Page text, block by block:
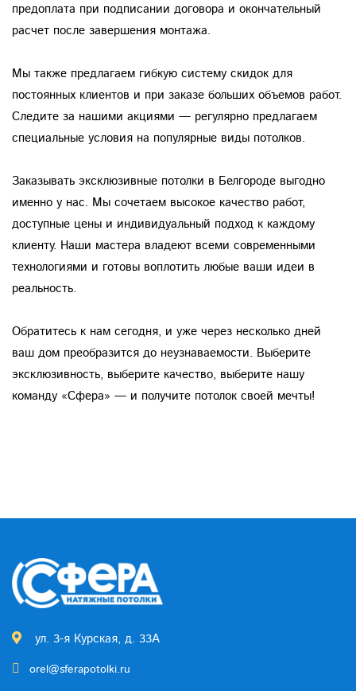
предоплата при подписании договора и окончательный
расчет после завершения монтажа.
Мы также предлагаем гибкую систему скидок для
постоянных клиентов и при заказе больших объемов работ.
Следите за нашими акциями — регулярно предлагаем
специальные условия на популярные виды потолков.
Заказывать эксклюзивные потолки в Белгороде выгодно
именно у нас. Мы сочетаем высокое качество работ,
доступные цены и индивидуальный подход к каждому
клиенту. Наши мастера владеют всеми современными
технологиями и готовы воплотить любые ваши идеи в
реальность.
Обратитесь к нам сегодня, и уже через несколько дней
ваш дом преобразится до неузнаваемости. Выберите
эксклюзивность, выберите качество, выберите нашу
команду «Сфера» — и получите потолок своей мечты!
ул. 3-я Курская, д. 33А
orel@sferapotolki.ru